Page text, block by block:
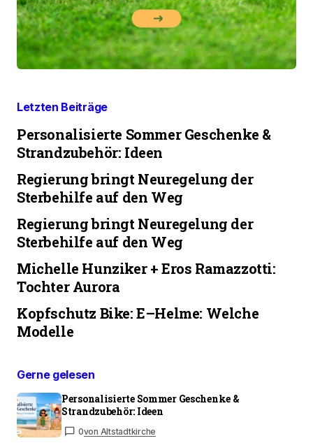
Letzten Beiträge
Personalisierte Sommer Geschenke &
Strandzubehör: Ideen
Regierung bringt Neuregelung der
Sterbehilfe auf den Weg
Regierung bringt Neuregelung der
Sterbehilfe auf den Weg
Michelle Hunziker + Eros Ramazzotti:
Tochter Aurora
Kopfschutz Bike: E–Helme: Welche
Modelle
Gerne gelesen
Personalisierte Sommer Geschenke &
Strandzubehör: Ideen
0von Altstadtkirche